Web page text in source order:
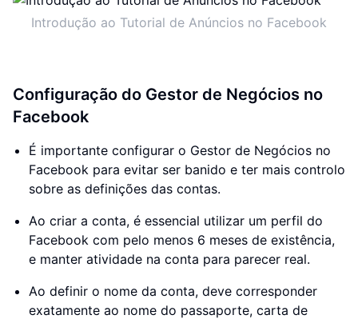
Introdução ao Tutorial de Anúncios no Facebook
Configuração do Gestor de Negócios no
Facebook
É importante configurar o Gestor de Negócios no
Facebook para evitar ser banido e ter mais controlo
sobre as definições das contas.
Ao criar a conta, é essencial utilizar um perfil do
Facebook com pelo menos 6 meses de existência,
e manter atividade na conta para parecer real.
Ao definir o nome da conta, deve corresponder
exatamente ao nome do passaporte, carta de